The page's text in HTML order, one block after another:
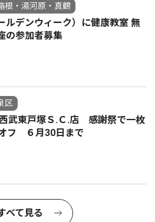
根・湯河原・真鶴
ルデンウィーク）に健康教室 無
の参加者募集
区
武東戸塚Ｓ.Ｃ.店 感謝祭で一枚
フ ６月30日まで
べて見る